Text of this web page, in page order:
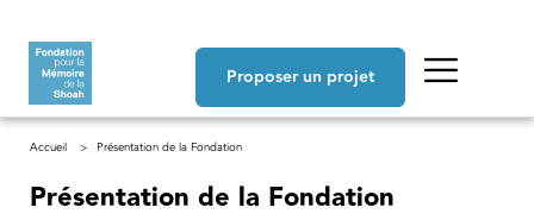
Proposer un projet
Fil d'Ariane
Accueil Présentation de la Fondation
Présentation de la Fondation